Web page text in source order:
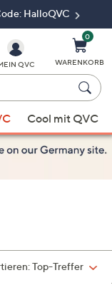
HalloQVC
QVC
0
WARENKORB
Cool mit QVC
Top-Treffer